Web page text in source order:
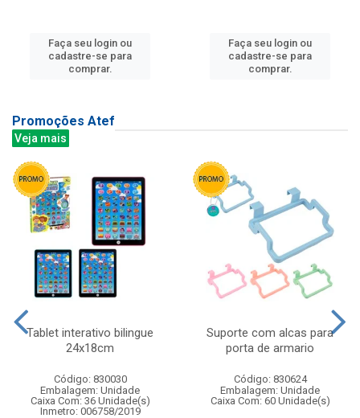
Faça seu login ou
cadastre-se para
comprar.
Faça seu login ou
cadastre-se para
comprar.
Promoções Atef
Veja mais
Tablet interativo bilingue
24x18cm
Código: 830030
Embalagem: Unidade
Caixa Com: 36 Unidade(s)
Inmetro: 006758/2019
Suporte com alcas para
porta de armario
Código: 830624
Embalagem: Unidade
Caixa Com: 60 Unidade(s)